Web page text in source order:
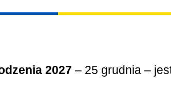
2027 – 25 grudnia –